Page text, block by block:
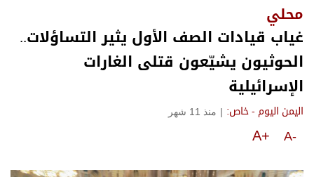
محلي
غياب قيادات الصف الأول يثير التساؤلات..
الحوثيون يشيّعون قتلى الغارات
الإسرائيلية
اليمن اليوم - خاص: | منذ 11 شهر
A-
A+